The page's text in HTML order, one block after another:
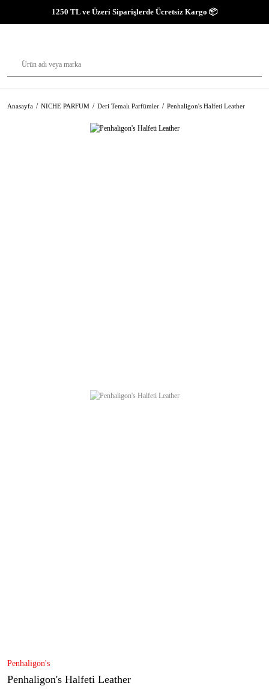
1250 TL ve Üzeri Siparişlerde Ücretsiz Kargo 📦
Anasayfa NICHE PARFUM Deri Temalı Parfümler Penhaligon's Halfeti Leather
Penhaligon's
Penhaligon's Halfeti Leather